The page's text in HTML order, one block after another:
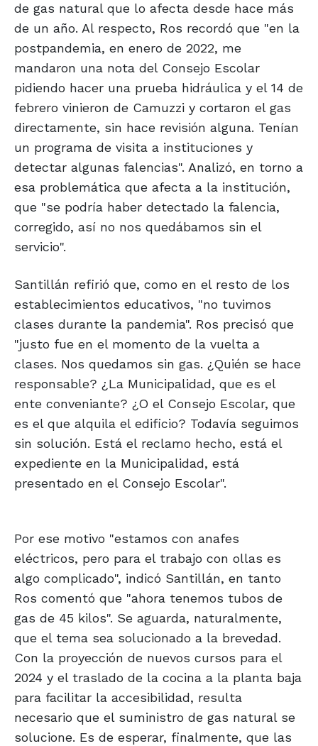
de gas natural que lo afecta desde hace más
de un año. Al respecto, Ros recordó que "en la
postpandemia, en enero de 2022, me
mandaron una nota del Consejo Escolar
pidiendo hacer una prueba hidráulica y el 14 de
febrero vinieron de Camuzzi y cortaron el gas
directamente, sin hace revisión alguna. Tenían
un programa de visita a instituciones y
detectar algunas falencias". Analizó, en torno a
esa problemática que afecta a la institución,
que "se podría haber detectado la falencia,
corregido, así no nos quedábamos sin el
servicio".
Santillán refirió que, como en el resto de los
establecimientos educativos, "no tuvimos
clases durante la pandemia". Ros precisó que
"justo fue en el momento de la vuelta a
clases. Nos quedamos sin gas. ¿Quién se hace
responsable? ¿La Municipalidad, que es el
ente conveniante? ¿O el Consejo Escolar, que
es el que alquila el edificio? Todavía seguimos
sin solución. Está el reclamo hecho, está el
expediente en la Municipalidad, está
presentado en el Consejo Escolar".
Por ese motivo "estamos con anafes
eléctricos, pero para el trabajo con ollas es
algo complicado", indicó Santillán, en tanto
Ros comentó que "ahora tenemos tubos de
gas de 45 kilos". Se aguarda, naturalmente,
que el tema sea solucionado a la brevedad.
Con la proyección de nuevos cursos para el
2024 y el traslado de la cocina a la planta baja
para facilitar la accesibilidad, resulta
necesario que el suministro de gas natural se
solucione. Es de esperar, finalmente, que las